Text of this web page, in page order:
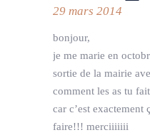
29 mars 2014
bonjour,
je me marie en
sortie de la mairie
comment les as tu
car c’est exactement
faire!!! merciiiiiii